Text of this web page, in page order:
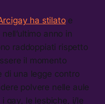
ha stilatoe
anno in
raddoppiati rispetto
il momento
di una legge contro
polvere nelle aule
gay, le lesbiche, i/le